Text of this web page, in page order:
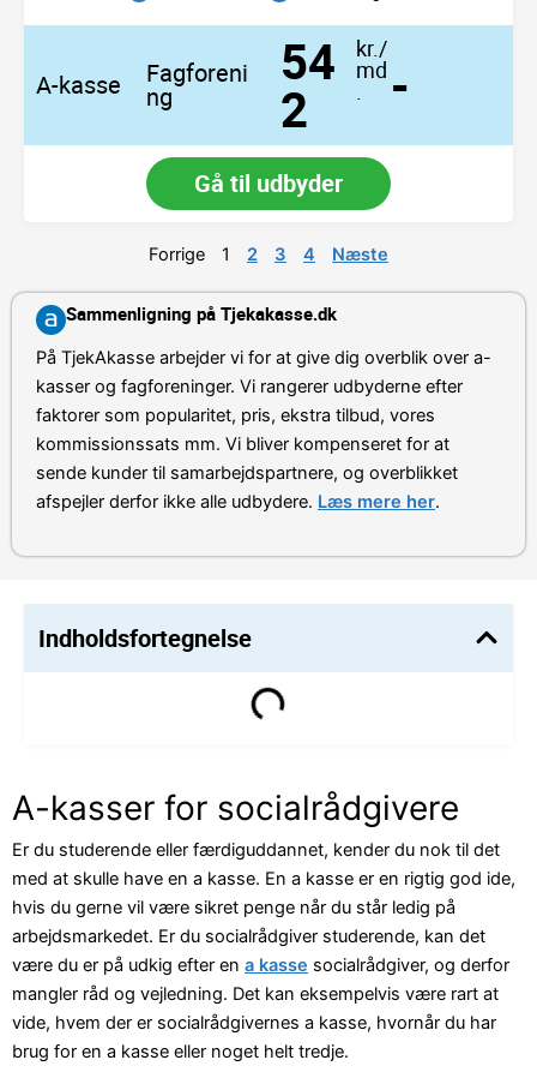
A-kasse Fagforeni
ng
54
2
kr./
md -
Gå til udbyder
Forrige 1 2 3 4 Næste
Sammenligning på Tjekakasse.dk
På TjekAkasse arbejder vi for at give dig overblik over a-
kasser og fagforeninger. Vi rangerer udbyderne efter
faktorer som popularitet, pris, ekstra tilbud, vores
kommissionssats mm. Vi bliver kompenseret for at
sende kunder til samarbejdspartnere, og overblikket
afspejler derfor ikke alle udbydere. Læs mere her.
Indholdsfortegnelse
A-kasser for socialrådgivere
Er du studerende eller færdiguddannet, kender du nok til det
med at skulle have en a kasse. En a kasse er en rigtig god ide,
hvis du gerne vil være sikret penge når du står ledig på
arbejdsmarkedet. Er du socialrådgiver studerende, kan det
være du er på udkig efter en a kasse socialrådgiver, og derfor
mangler råd og vejledning. Det kan eksempelvis være rart at
vide, hvem der er socialrådgivernes a kasse, hvornår du har
brug for en a kasse eller noget helt tredje.